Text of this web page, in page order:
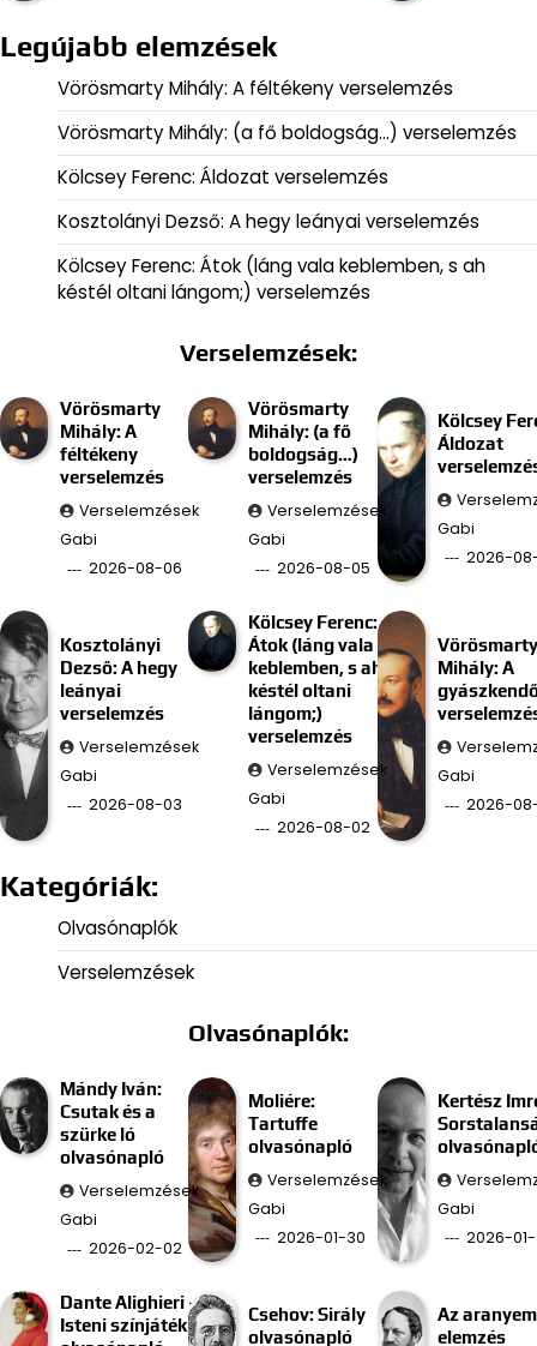
Legújabb elemzések
Vörösmarty Mihály: A féltékeny verselemzés
Vörösmarty Mihály: (a fő boldogság…) verselemzés
Kölcsey Ferenc: Áldozat verselemzés
Kosztolányi Dezső: A hegy leányai verselemzés
Kölcsey Ferenc: Átok (láng vala keblemben, s ah
késtél oltani lángom;) verselemzés
Verselemzések:
Vörösmarty
Mihály: A
féltékeny
verselemzés
Verselemzések
Gabi
2026-08-06
Vörösmarty
Mihály: (a fő
boldogság…)
verselemzés
Verselemzések
Gabi
2026-08-05
Kölcsey
Áldozat
Gabi
2026-
Kosztolányi
Dezső: A hegy
leányai
verselemzés
Verselemzések
Gabi
2026-08-03
Kölcsey Ferenc:
Átok (láng vala
keblemben, s ah
késtél oltani
lángom;)
verselemzés
Verselemzések
Gabi
2026-08-02
Vörösmarty
Mihály: A
Gabi
2026-
Kategóriák:
Olvasónaplók
Verselemzések
Olvasónaplók:
Mándy Iván:
Csutak és a
szürke ló
olvasónapló
Verselemzések
Gabi
2026-02-02
Moliére:
Tartuffe
olvasónapló
Verselemzések
Gabi
2026-01-30
Kertész
Gabi
2026-
Dante Alighieri –
Isteni színjáték
Csehov: Sirály
olvasónapló
Az
elemzés